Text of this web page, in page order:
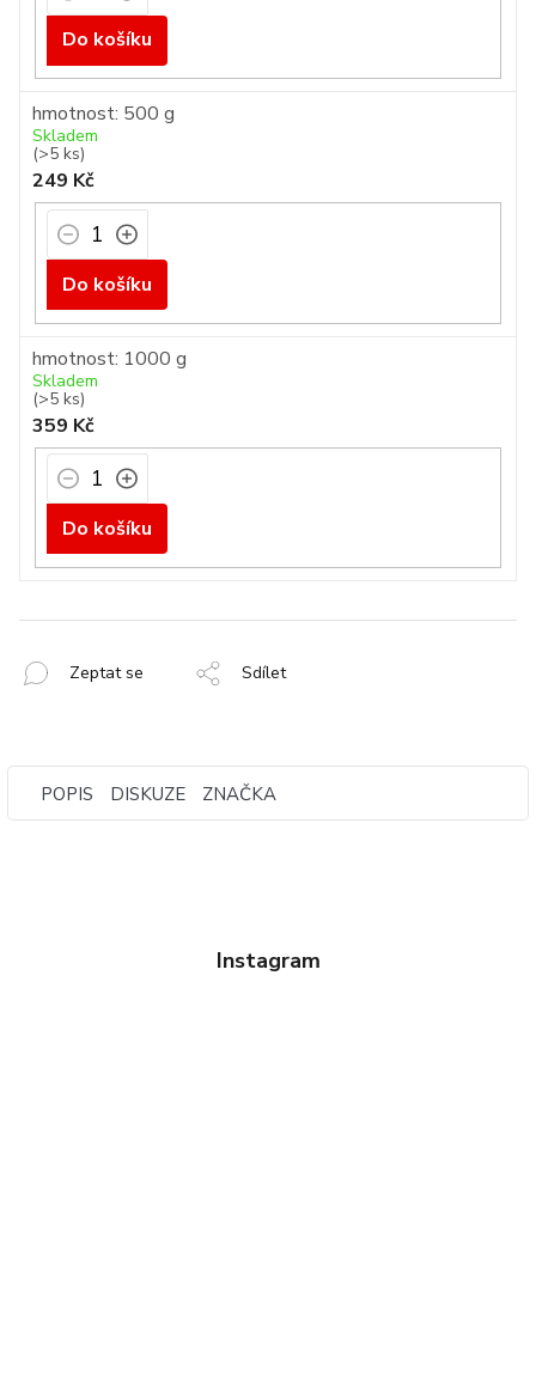
Do košíku
hmotnost: 500 g
Skladem
(>5 ks)
249 Kč
Do košíku
hmotnost: 1000 g
Skladem
(>5 ks)
359 Kč
Do košíku
Zeptat se Sdílet
POPIS DISKUZE ZNAČKA
Instagram